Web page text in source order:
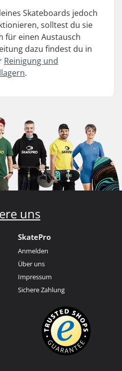
Skateboards jedoch
solltest du sie
für einen Austausch
dazu findest du in
Reinigung und
.
uns
SkatePro
Anmelden
Über uns
Impressum
Sichere Zahlung